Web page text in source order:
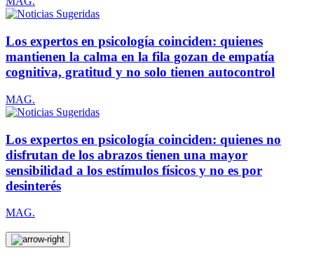
Los expertos en psicología coinciden: quienes
mantienen la calma en la fila gozan de empatía
cognitiva, gratitud y no solo tienen autocontrol
MAG.
Los expertos en psicología coinciden: quienes no
disfrutan de los abrazos tienen una mayor
sensibilidad a los estímulos físicos y no es por
desinterés
MAG.